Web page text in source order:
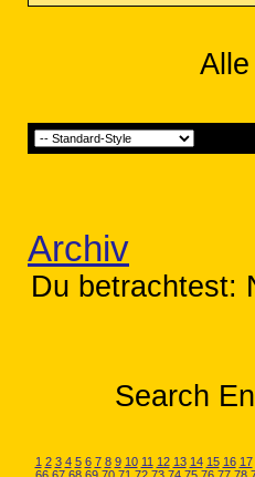
Archiv
Du betrachtest:
Search
1 2 3 4 5 6 7 8 9 10 11 12 13 14 15 16 17